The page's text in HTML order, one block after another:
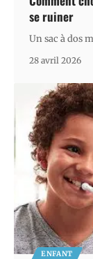
se ruiner
Un sac à dos
28 avril 2026
ENFANT